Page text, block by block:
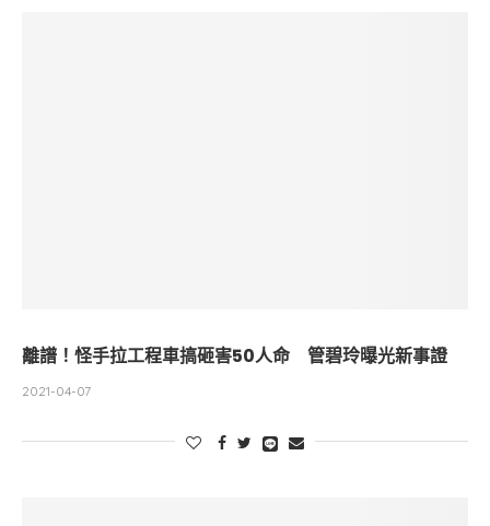
離譜！怪手拉工程車搞砸害50人命 管碧玲曝光新事證
2021-04-07